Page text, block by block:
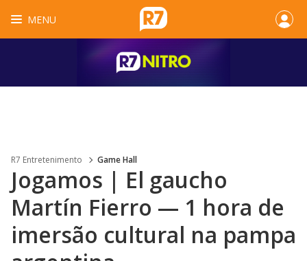
MENU
R7 Entretenimento Game Hall
Jogamos | El gaucho
Martín Fierro — 1 hora de
imersão cultural na pampa